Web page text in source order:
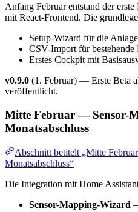
Anfang Februar entstand der
mit React-Frontend. Die
Setup-Wizard für die
CSV-Import für bestehende
Erstes Cockpit mit
v0.9.0 (1. Februar) — Erste Beta
veröffentlicht.
Mitte Februar — Sensor-
Monatsabschluss
Abschnitt betitelt „Mitte
Monatsabschluss“
Die Integration mit Home
Sensor-Mapping-Wizard